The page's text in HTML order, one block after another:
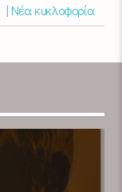
Νέα κυκλοφορία